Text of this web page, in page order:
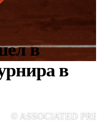
в
в
© ASSOCIATED